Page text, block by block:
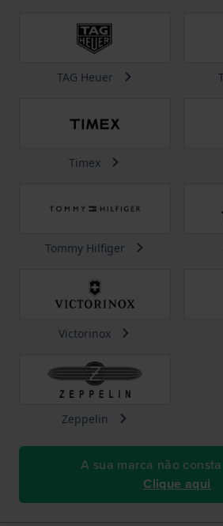
TAG Heuer
Timex
Tommy Hilfiger
Victorinox
Zeppelin
A sua marca não
Clique aqui